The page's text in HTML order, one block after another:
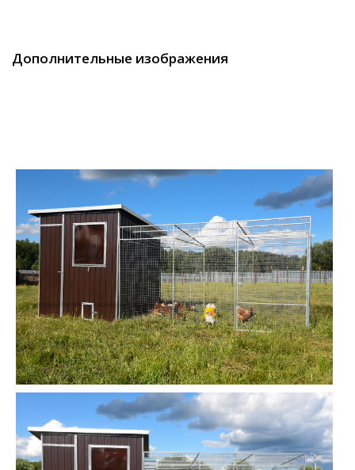
Дополнительные изображения